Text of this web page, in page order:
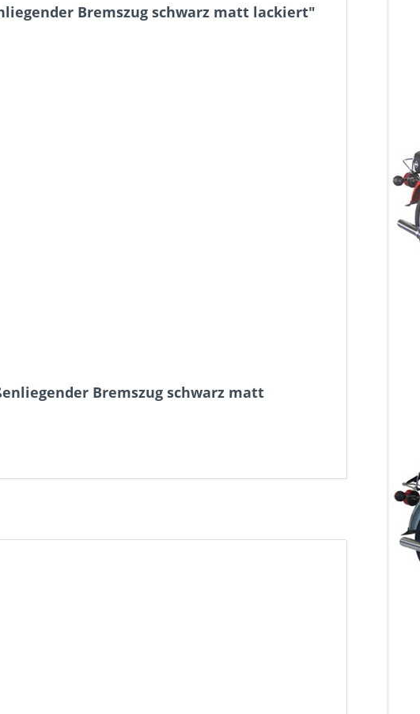
Bremszug schwarz matt lackiert"
Bremszug schwarz matt